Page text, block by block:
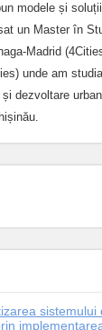
modele și
un Master în
Madrid
unde am
dezvoltare
sistemului